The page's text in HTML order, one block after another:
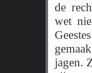
de
wet
jagen.